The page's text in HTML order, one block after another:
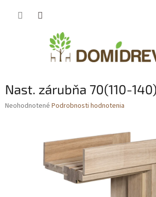
Nast. zárubňa 70(110-
Priemerné
Neohodnotené Podrobnosti hodnotenia